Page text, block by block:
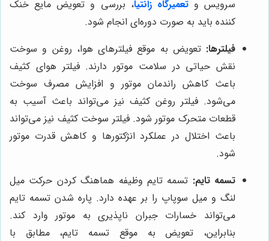
سرویس وتعمیرگاه زانتیا، بررسی و تعویض مایع خنک
کننده باید به صورت دوره‌ای انجام شود.
فیلترها: تعویض به موقع فیلترهای هوا، روغن و سوخت
نقش حیاتی در سلامت موتور دارند. فیلتر هوای کثیف
باعث کاهش راندمان موتور و افزایش مصرف سوخت
می‌شود. فیلتر روغن کثیف نیز می‌تواند باعث آسیب به
قطعات متحرک موتور شود. فیلتر سوخت کثیف نیز می‌تواند
باعث اختلال در عملکرد انژکتورها و کاهش قدرت موتور
شود.
تسمه تایم: تسمه تایم وظیفه هماهنگ کردن حرکت میل
لنگ و میل سوپاپ را بر عهده دارد. پاره شدن تسمه تایم
می‌تواند خسارات جبران ناپذیری به موتور وارد کند.
بنابراین، تعویض به موقع تسمه تایم، مطابق با